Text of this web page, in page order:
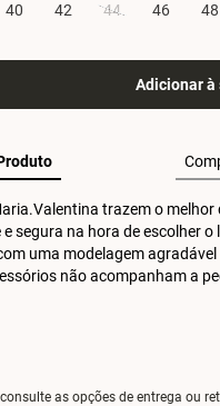
40 42 44 46 48
Adicionar à
trazem o
segura na hora de escolher
uma modelagem
não acompanham a
consulte as opções de entrega ou